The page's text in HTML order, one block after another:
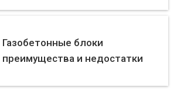
Газобетонные блоки
преимущества и недостатки